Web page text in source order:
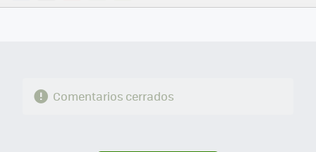
FACEBOOK
TWITTERFLIPBOARD
E-
WHATSAPP
Comentarios cerrados